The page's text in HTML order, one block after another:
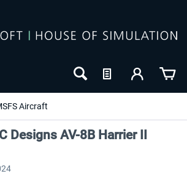
Aircraft
Designs AV-8B Harrier II